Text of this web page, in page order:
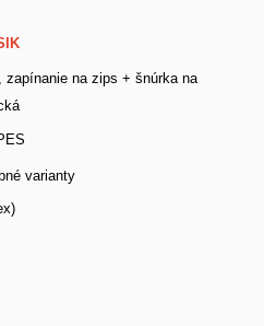
na zips + šnúrka na
varianty